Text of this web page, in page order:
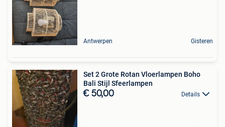
Antwerpen Gisteren
Set 2 Grote Rotan Vloerlampen Boho
Bali Stijl Sfeerlampen
€ 50,00 Details